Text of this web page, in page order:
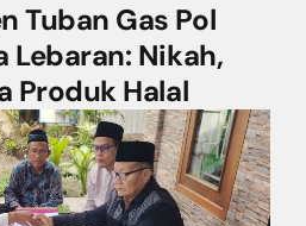
Tuban Gas Pol
Lebaran: Nikah,
Produk Halal